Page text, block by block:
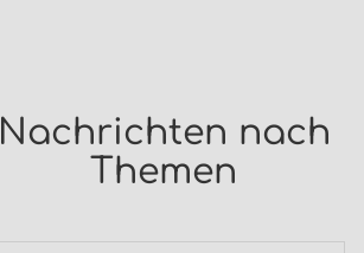
Nachrichten nach
Themen